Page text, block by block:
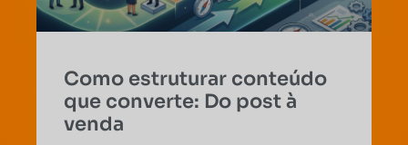
Como estruturar conteúdo
que converte: Do post à
venda